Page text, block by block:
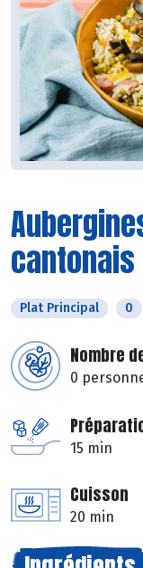
cantonais
Plat Principal 0
Nombre
0
15 min
Cuisson
20 min